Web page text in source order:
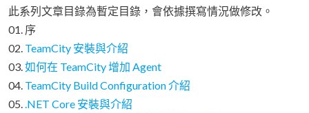
此系列文章目錄為暫定目錄，會依據撰寫情況做修改。
01. 序
02. TeamCity 安裝與介紹
03.如何在 TeamCity 增加 Agent
04. TeamCity Build Configuration 介紹
05..NET Core 安裝與介紹